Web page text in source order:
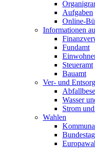
Aufgaben
Online-
Informationen
Fundamt
Steueramt
Bauamt
Ver- und
Wasser
Strom
Wahlen